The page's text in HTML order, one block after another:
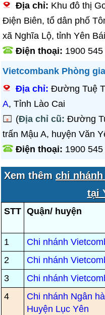
Địa chỉ: Khu đô thị
Điện Biên, tổ dân phố
xã Nghĩa Lộ, tỉnh Yên Bái
Điện thoại: 1900
Vietcombank Phòng
Địa chỉ:Đường Tuệ
A, Tỉnh Lào Cai
(Địa chỉ cũ:Đường
trấn Mậu A, huyện Văn
Điện thoại: 1900
Xem thêm chi
tại
STT Quận/ huyện
1
Chi nhánh
2
Chi nhánh
3
Chi nhánh
4
Chi nhánh Ngân
Huyện Lục Yên